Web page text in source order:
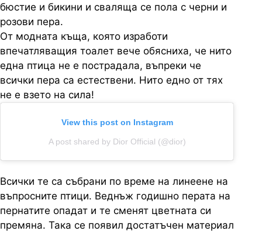
бюстие и бикини и сваляща се пола с черни и
розови пера.
От модната къща, която изработи
впечатляващия тоалет вече обясниха, че нито
една птица не е пострадала, въпреки че
всички пера са естествени. Нито едно от тях
не е взето на сила!
View this post on Instagram
A post shared by Dior Official (@dior)
Всички те са събрани по време на линеене на
въпросните птици. Веднъж годишно перата на
пернатите опадат и те сменят цветната си
премяна. Така се появил достатъчен материал